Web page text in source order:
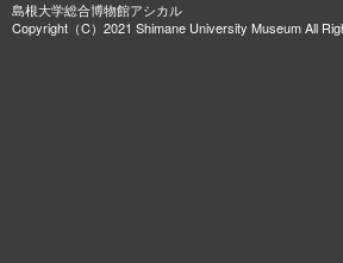
島根大学総合博物館アシカル
Copyright（C）2021 Shimane University Museum All